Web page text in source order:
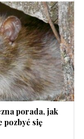
porada, jak
pozbyć się